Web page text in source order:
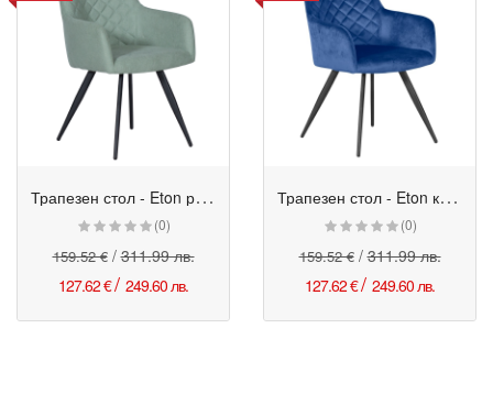
Промо Т
рапезен стол - Eton резеда
(0)
159.52 €/311.99 лв.
127.62 €/ 249.60 лв.
Промо Т
рапезен стол - Eton кралско син
(0)
159.52 €/311.99 лв.
127.62 €/ 249.60 лв.